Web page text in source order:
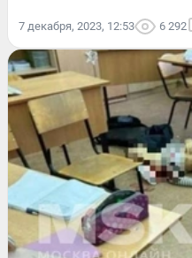
7 декабря, 2023, 12:53 6 292